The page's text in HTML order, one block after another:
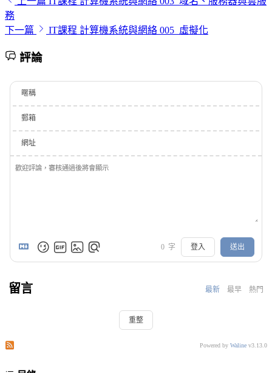
務
下一篇
IT課程 計算機系統與網絡 005_虛擬化
評論
暱稱
郵箱
網址
0 字 登入 送出
留言 最新 最早 熱門
重整
Powered by Waline v3.13.0